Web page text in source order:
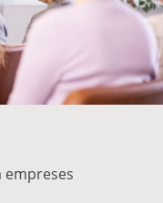
empreses